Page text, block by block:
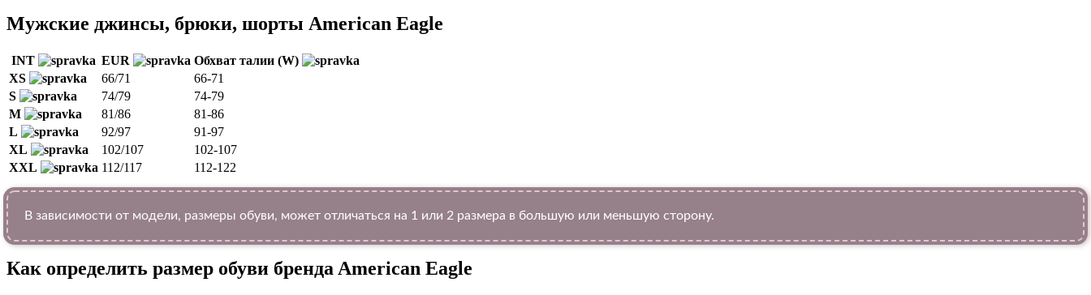
Мужские джинсы, брюки, шорты American Eagle
INT EUR
Обхват талии (W)
XS
66/71
66-71
S
74/79
74-79
M
81/86
81-86
L
92/97
91-97
XL
102/107
102-107
XXL
112/117 112-122
В зависимости от модели, размеры обуви, может отличаться на 1 или 2 размера в большую или меньшую сторону.
Как определить размер обуви брендa American Eagle